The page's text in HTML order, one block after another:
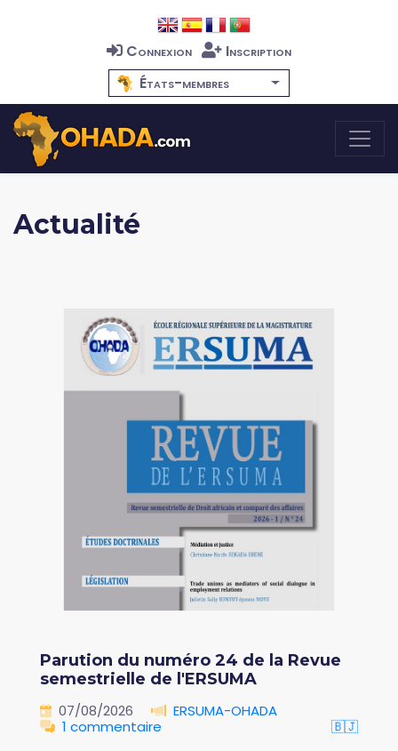
Connexion
Inscription
États-membres
Actualité
Parution du numéro 24 de la Revue
semestrielle de l'ERSUMA
07/08/2026
ERSUMA-OHADA
1 commentaire
🇧🇯